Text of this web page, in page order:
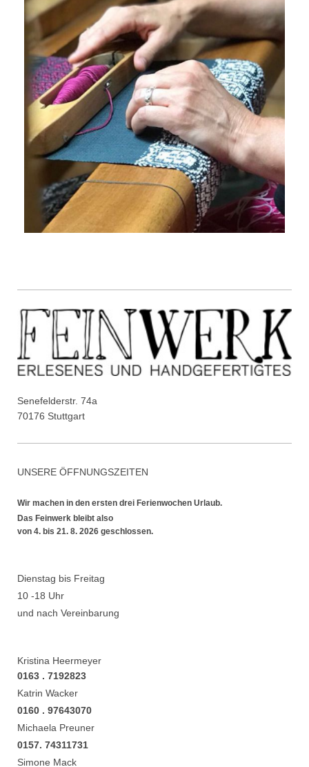
Senefelderstr. 74a
70176 Stuttgart
UNSERE ÖFFNUNGSZEITEN
Wir machen in den ersten drei Ferienwochen Urlaub.
Das Feinwerk bleibt also
von 4. bis 21. 8. 2026 geschlossen.
Dienstag bis Freitag
10 -18 Uhr
und nach Vereinbarung
Kristina Heermeyer
0163 . 7192823
Katrin Wacker
0160 . 97643070
Michaela Preuner
0157. 74311731
Simone Mack